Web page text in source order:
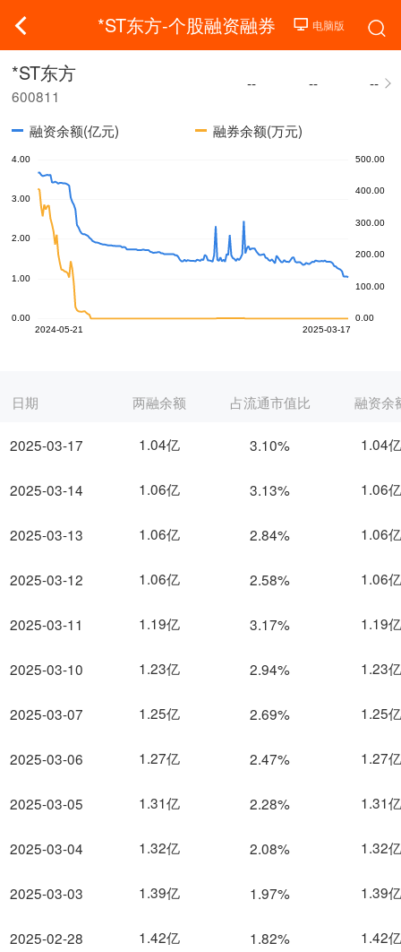
*ST东方-个股融资融券
*ST东方
600811
-- -- --
融资余额(亿元) 融券余额(万元)
日期
2025-03-17
2025-03-14
2025-03-13
2025-03-12
2025-03-11
2025-03-10
2025-03-07
2025-03-06
2025-03-05
2025-03-04
2025-03-03
2025-02-28
两融余额 占流通市值比 融资余
1.04亿 3.10% 1.04亿
1.06亿 3.13% 1.06亿
1.06亿 2.84% 1.06亿
1.06亿 2.58% 1.06亿
1.19亿 3.17% 1.19亿
1.23亿 2.94% 1.23亿
1.25亿 2.69% 1.25亿
1.27亿 2.47% 1.27亿
1.31亿 2.28% 1.31亿
1.32亿 2.08% 1.32亿
1.39亿 1.97% 1.39亿
1.42亿 1.82% 1.42亿